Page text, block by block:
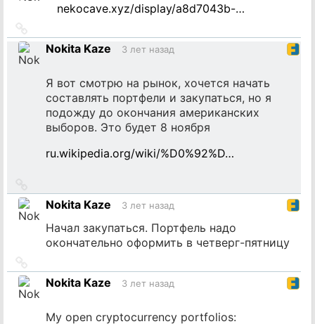
nekocave.xyz/display/a8d7043b-…
на
источник
Nokita Kaze 3 лет назад
Я вот смотрю на рынок, хочется начать
составлять портфели и закупаться, но я
подожду до окончания американских
выборов. Это будет 8 ноября
ru.wikipedia.org/wiki/%D0%92%D…
на
источник
Nokita Kaze 3 лет назад
Начал закупаться. Портфель надо
окончательно оформить в четверг-пятницу
на
источник
Nokita Kaze 3 лет назад
My open cryptocurrency portfolios: